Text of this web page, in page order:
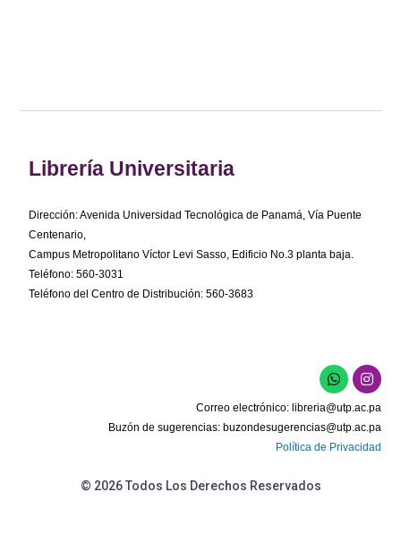
Librería Universitaria
Dirección: Avenida Universidad Tecnológica de Panamá, Vía Puente
Centenario,
Campus Metropolitano Víctor Levi Sasso, Edificio No.3 planta baja.
Teléfono: 560-3031
Teléfono del Centro de Distribución: 560-3683
W
h
a
t
s
a
I
n
t
a
g
Correo electrónico: libreria@utp.ac.pa
Buzón de sugerencias: buzondesugerencias@utp.ac.pa
Política de Privacidad
© 2026 Todos Los Derechos Reservados